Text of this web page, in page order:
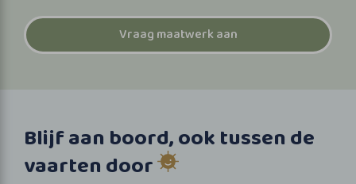
Vraag maatwerk aan
Blijf aan boord, ook tussen de
vaarten door